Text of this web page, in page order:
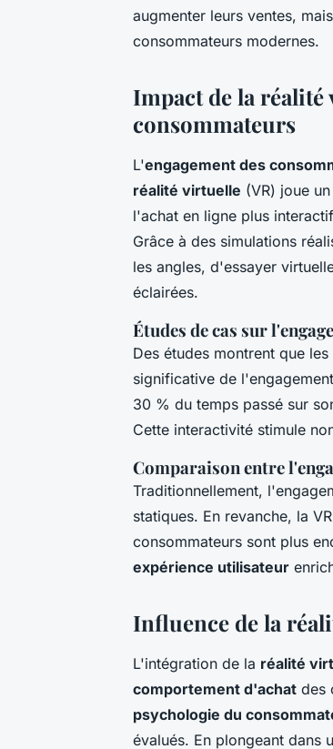
augmenter leurs ventes,
consommateurs modernes.
Impact de la réalité
consommateurs
L'engagement des
réalité virtuelle (VR) joue
l'achat en ligne plus
Grâce à des simulations
les angles, d'essayer
éclairées.
Études de cas sur
Des études montrent que
significative de
30 % du temps passé sur
Cette interactivité stimule
Comparaison entre
Traditionnellement,
statiques. En revanche, la
consommateurs sont plus
expérience utilisateur
Influence de la
L'intégration de la réalité
comportement d'achat des
psychologie du
évalués. En plongeant dans